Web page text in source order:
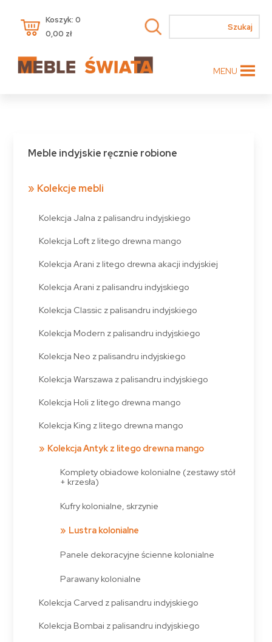
Koszyk: 0
0,00 zł
MENU
Meble indyjskie ręcznie robione
Kolekcje mebli
Kolekcja Jalna z palisandru indyjskiego
Kolekcja Loft z litego drewna mango
Kolekcja Arani z litego drewna akacji indyjskiej
Kolekcja Arani z palisandru indyjskiego
Kolekcja Classic z palisandru indyjskiego
Kolekcja Modern z palisandru indyjskiego
Kolekcja Neo z palisandru indyjskiego
Kolekcja Warszawa z palisandru indyjskiego
Kolekcja Holi z litego drewna mango
Kolekcja King z litego drewna mango
Kolekcja Antyk z litego drewna mango
Komplety obiadowe kolonialne (zestawy stół
+ krzesła)
Kufry kolonialne, skrzynie
Lustra kolonialne
Panele dekoracyjne ścienne kolonialne
Parawany kolonialne
Kolekcja Carved z palisandru indyjskiego
Kolekcja Bombai z palisandru indyjskiego